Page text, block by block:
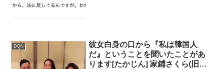
DQN
彼女白身の口から『私は韓国人
だ』ということを聞いたことがあ
ります[たかじん] 家鋪さくら(旧